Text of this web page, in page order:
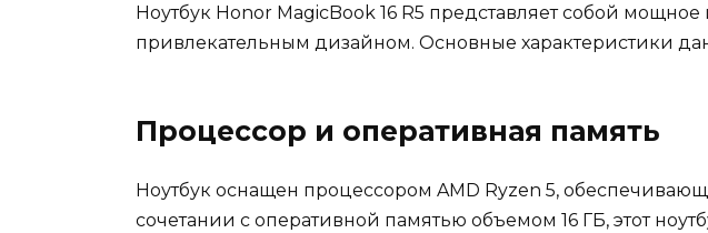
Ноутбук Honor MagicBook 16 R5 представляет собой
привлекательным дизайном. Основные характеристики
Процессор и оперативная память
Ноутбук оснащен процессором AMD Ryzen 5,
сочетании с оперативной памятью объемом 16 ГБ, этот